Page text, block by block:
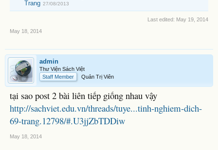
Trang 27/08/2013
Last edited: May 19, 2014
May 18, 2014
admin
Thư Viện Sách Việt
Staff Member
Quản Trị Viên
tại sao post 2 bài liên tiếp giống nhau vậy
http://sachviet.edu.vn/threads/tuye...tinh-nghiem-dich-
69-trang.12798/#.U3jjZbTDDiw
May 18, 2014